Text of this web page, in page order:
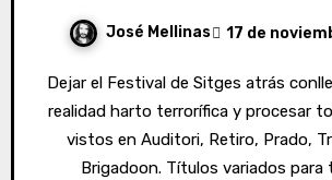
José Mellinas 17 de
Dejar el Festival de Sitges atrás conlleva encarar una
realidad harto terrorífica y procesar
vistos en Auditori, Retiro, Prado,
Brigadoon. Títulos variados para